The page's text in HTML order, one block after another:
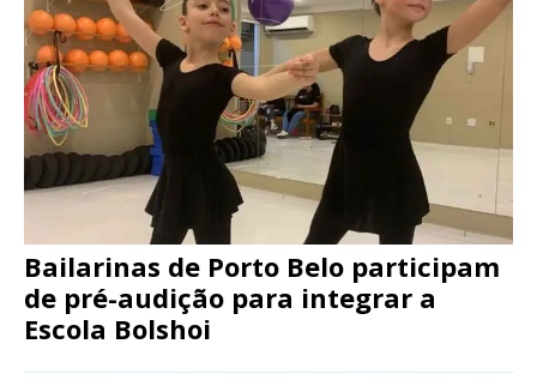
Bailarinas de Porto Belo participam
de pré-audição para integrar a
Escola Bolshoi